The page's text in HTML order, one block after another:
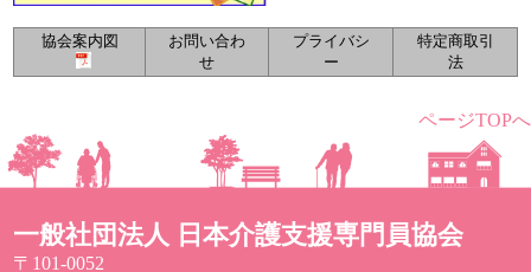
ページTOPへ
一般社団法人 日本介護支援専門員協会
〒101-0052
協会案内図
お問い合わ
せ
プライバシ
ー
特定商取引
法